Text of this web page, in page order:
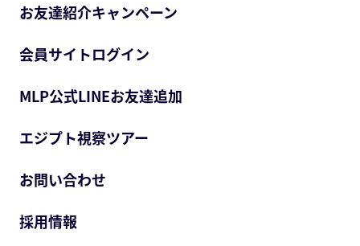
お友達紹介キャンペーン
会員サイトログイン
MLP公式LINEお友達追加
エジプト視察ツアー
お問い合わせ
採用情報